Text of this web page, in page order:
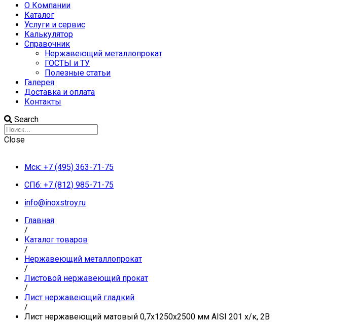
О Компании
Каталог
Услуги и сервис
Калькулятор
Справочник
Нержавеющий металлопрокат
ГОСТЫ и ТУ
Полезные статьи
Галерея
Доставка и оплата
Контакты
Search
Close
Мск: +7 (495) 363-71-75
СПб: +7 (812) 985-71-75
info@inoxstroy.ru
Главная
/
Каталог товаров
/
Нержавеющий металлопрокат
/
Листовой нержавеющий прокат
/
Лист нержавеющий гладкий
/
Лист нержавеющий матовый 0,7х1250х2500 мм AISI 201 х/к, 2B